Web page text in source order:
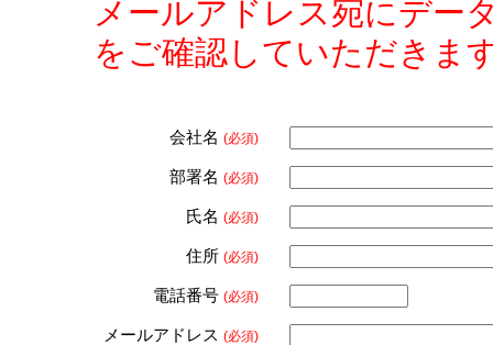
メールアドレス宛にデー
をご確認していただきま
会社名 (必須)
部署名 (必須)
氏名 (必須)
住所 (必須)
電話番号 (必須)
メールアドレス (必須)